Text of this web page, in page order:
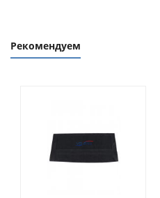
Рекомендуем